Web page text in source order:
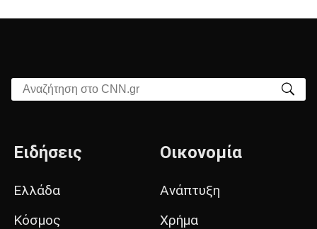
Αναζήτηση στο CNN.gr
Ειδήσεις
Ελλάδα
Κόσμος
Οικονομία
Ανάπτυξη
Χρήμα